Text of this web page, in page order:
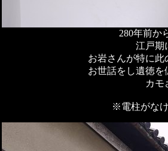
280年前か
江戸期
お岩さんが特に
お世話をし遺徳
カモ
※電柱がな